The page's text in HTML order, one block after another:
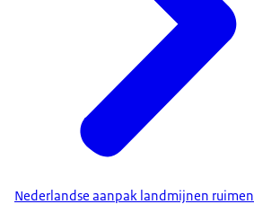
Nederlandse aanpak landmijnen ruimen